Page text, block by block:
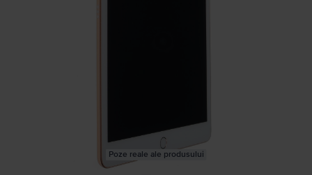
Poze reale ale produsului